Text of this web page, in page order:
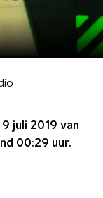
9 juli 2019 van
00:29 uur.